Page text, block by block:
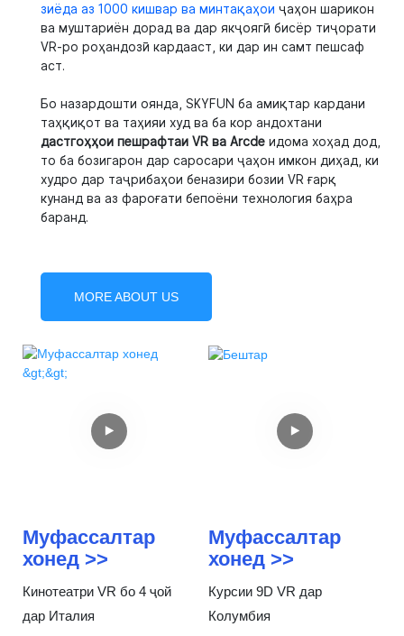
зиёда аз 1000 кишвар ва минтақаҳои ҷаҳон шарикон
ва муштариён дорад ва дар якҷоягӣ бисёр тиҷорати
VR-ро роҳандозӣ кардааст, ки дар ин самт пешсаф
аст.
Бо назардошти оянда, SKYFUN ба амиқтар кардани
таҳқиқот ва таҳияи худ ва ба кор андохтани
дастгоҳҳои пешрафтаи VR ва Arcde идома хоҳад дод,
то ба бозигарон дар саросари ҷаҳон имкон диҳад, ки
худро дар таҷрибаҳои беназири бозии VR ғарқ
кунанд ва аз фароғати бепоёни технология баҳра
баранд.
MORE ABOUT US
Муфассалтар
хонед >>
Кинотеатри VR бо 4 ҷой
дар Италия
Муфассалтар
хонед >>
Курсии 9D VR дар
Колумбия